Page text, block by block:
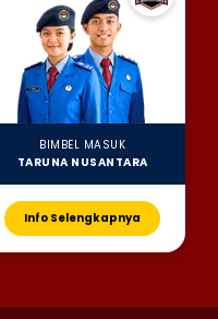
BIMBEL MASUK
TARUNA NUSANTARA
Info Selengkapnya